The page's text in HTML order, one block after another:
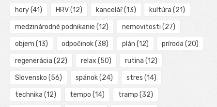
hory(41) HRV(12) kancelář(13) kultúra (21)
medzinárodné podnikanie (12) nemovitosti (27)
objem (13) odpočinok(38) plán (12) príroda (20)
regenerácia (22) relax (50) rutina (12)
Slovensko (56) spánok(24) stres (14)
technika (12) tempo (14) tramp (32)